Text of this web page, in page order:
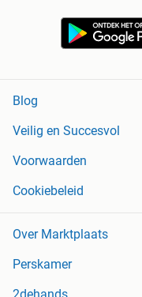
Blog
Veilig en Succesvol
Voorwaarden
Cookiebeleid
Over Marktplaats
Perskamer